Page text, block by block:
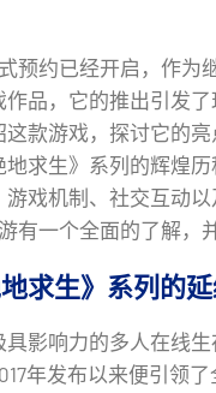
预约已经开启，作
作品，它的推出引发
款游戏，探讨它的
求生》系列的辉煌
戏机制、社交互动
有一个全面的了解，
求生》系列的
具影响力的多人在线
年发布以来便引领